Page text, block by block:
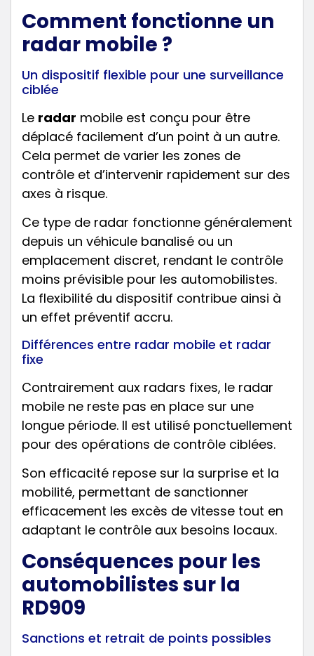
Comment fonctionne un
radar mobile ?
Un dispositif flexible pour une surveillance
ciblée
Le radar mobile est conçu pour être
déplacé facilement d’un point à un autre.
Cela permet de varier les zones de
contrôle et d’intervenir rapidement sur des
axes à risque.
Ce type de radar fonctionne généralement
depuis un véhicule banalisé ou un
emplacement discret, rendant le contrôle
moins prévisible pour les automobilistes.
La flexibilité du dispositif contribue ainsi à
un effet préventif accru.
Différences entre radar mobile et radar
fixe
Contrairement aux radars fixes, le radar
mobile ne reste pas en place sur une
longue période. Il est utilisé ponctuellement
pour des opérations de contrôle ciblées.
Son efficacité repose sur la surprise et la
mobilité, permettant de sanctionner
efficacement les excès de vitesse tout en
adaptant le contrôle aux besoins locaux.
Conséquences pour les
automobilistes sur la
RD909
Sanctions et retrait de points possibles